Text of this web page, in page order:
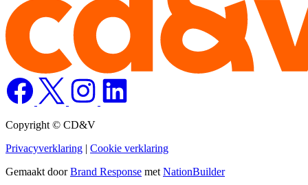
Copyright © CD&V
Privacyverklaring | Cookie verklaring
Gemaakt doorBrand Response met NationBuilder